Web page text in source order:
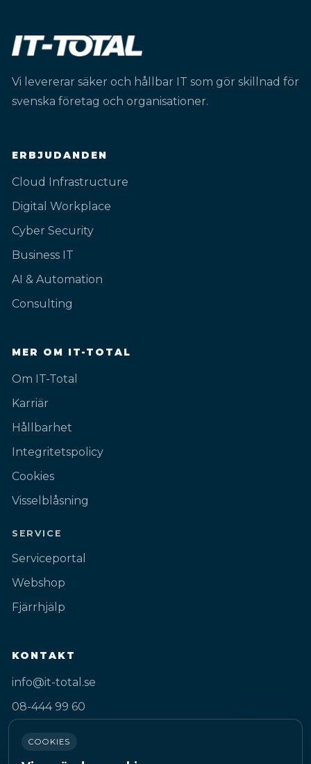
Vi levererar säker och hållbar IT som gör skillnad för
svenska företag och organisationer.
ERBJUDANDEN
Cloud Infrastructure
Digital Workplace
Cyber Security
Business IT
AI & Automation
Consulting
MER OM IT-TOTAL
Om IT-Total
Karriär
Hållbarhet
Integritetspolicy
Cookies
Visselblåsning
SERVICE
Serviceportal
Webshop
Fjärrhjälp
KONTAKT
info@it-total.se
08-444 99 60
169 74 Solna
COOKIES